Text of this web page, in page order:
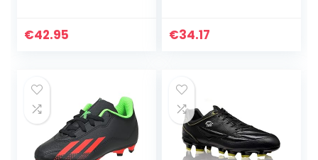
€42.95
AG Lange nagels
Schoenen Lage
Schoenen Riem
Sport
Professionele
Voetbalschoenen
€34.17